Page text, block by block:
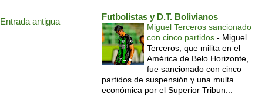
Entrada antigua Futbolistas y D.T. Bolivianos
Miguel Terceros sancionado
con cinco partidos - Miguel
Terceros, que milita en el
América de Belo Horizonte,
fue sancionado con cinco
partidos de suspensión y una multa
económica por el Superior Tribun...